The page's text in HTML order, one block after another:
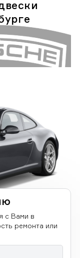
с Вами в
ремонта или